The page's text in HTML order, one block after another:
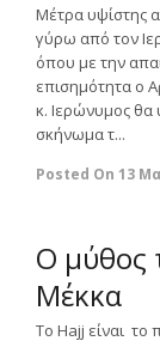
Μέτρα υψίστης
γύρω από τον
όπου με την
επισημότητα ο
κ. Ιερώνυμος θα
σκήνωμα τ...
Posted On 13
Ο μύθος
Μέκκα
Το Hajj είναι το